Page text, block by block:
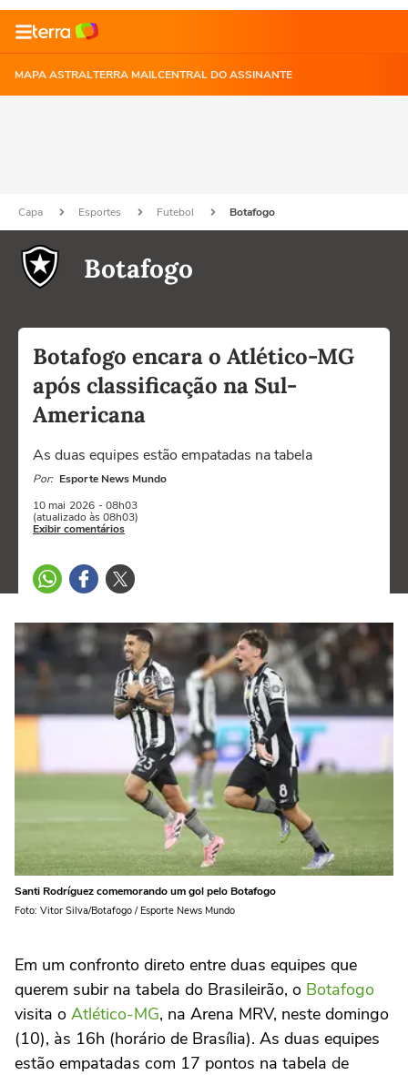
MAPA ASTRALTERRA MAILCENTRAL DO ASSINANTE
Capa Esportes Futebol Botafogo
Botafogo
Botafogo encara o Atlético-MG
após classificação na Sul-
Americana
As duas equipes estão empatadas na tabela
Por: Esporte News Mundo
10 mai 2026 - 08h03
(atualizado às 08h03)
Exibir comentários
Santi Rodríguez comemorando um gol pelo Botafogo
Foto: Vitor Silva/Botafogo / Esporte News Mundo
Em um confronto direto entre duas equipes que
querem subir na tabela do Brasileirão, o Botafogo
visita o Atlético-MG, na Arena MRV, neste domingo
(10), às 16h (horário de Brasília). As duas equipes
estão empatadas com 17 pontos na tabela de